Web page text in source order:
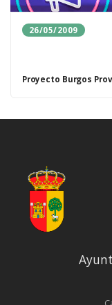
26/05/2009
Proyecto Burgos